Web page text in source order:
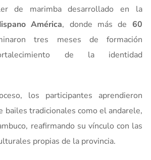
de marimba desarrollado en la
América, donde más de 60
tres meses de formación
de la identidad
los participantes aprendieron
bailes tradicionales como el andarele,
reafirmando su vínculo con las
propias de la provincia.